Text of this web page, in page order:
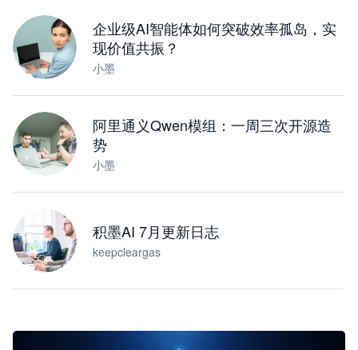
企业级AI智能体如何突破效率孤岛，实
现价值共振？
小墨
阿里通义Qwen模组：一周三次开源造
势
小墨
积墨AI 7月更新日志
keepcleargas